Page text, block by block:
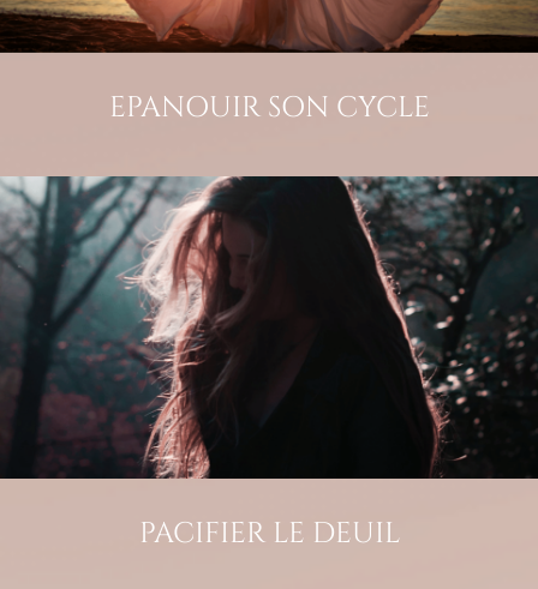
EPANOUIR SON CYCLE
PACIFIER LE DEUIL